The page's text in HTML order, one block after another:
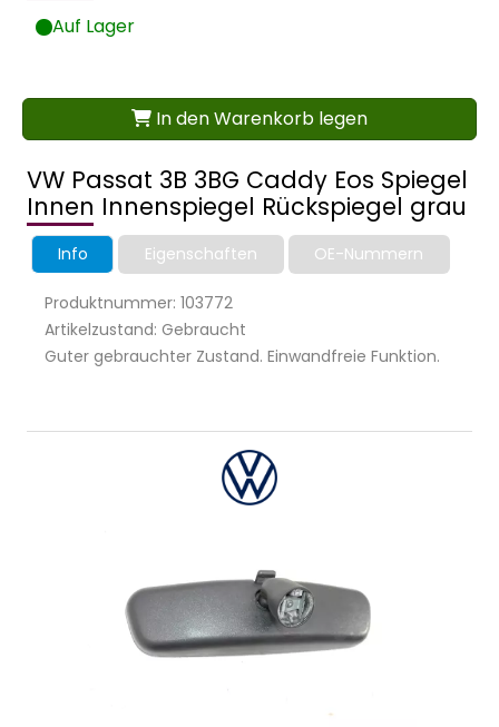
VW Passat 3B 3BG Caddy Eos Spiegel
Innen Innenspiegel Rückspiegel grau
Info Eigenschaften OE-Nummern
Produktnummer: 103772
Artikelzustand: Gebraucht
Guter gebrauchter Zustand. Einwandfreie Funktion.
Auf Lager
In den Warenkorb legen